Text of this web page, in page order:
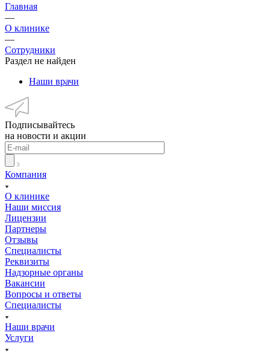
Главная
—
О клинике
—
Сотрудники
Раздел не найден
Наши врачи
Подписывайтесь
на новости и акции
Компания
О клинике
Наши миссия
Лицензии
Партнеры
Отзывы
Специалисты
Реквизиты
Надзорные органы
Вакансии
Вопросы и ответы
Специалисты
Наши врачи
Услуги